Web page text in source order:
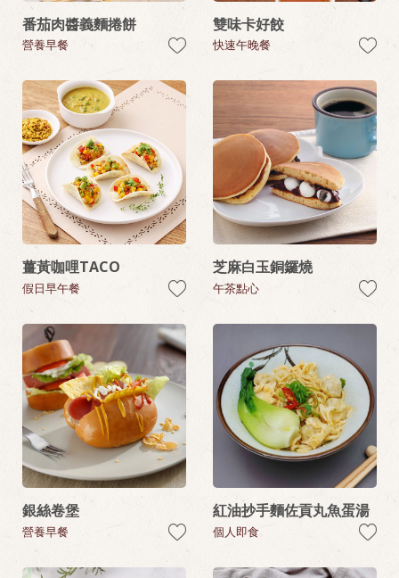
番茄肉醬義麵捲餅
營養早餐
雙味卡好餃
快速午晚餐
薑黃咖哩TACO
假日早午餐
芝麻白玉銅鑼燒
午茶點心
銀絲卷堡
營養早餐
紅油抄手麵佐貢丸魚蛋湯
個人即食